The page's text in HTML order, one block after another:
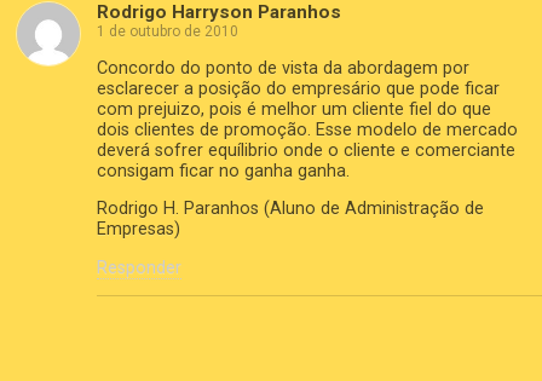
Rodrigo Harryson Paranhos
1 de outubro de 2010
Concordo do ponto de vista da abordagem por
esclarecer a posição do empresário que pode ficar
com prejuizo, pois é melhor um cliente fiel do que
dois clientes de promoção. Esse modelo de mercado
deverá sofrer equílibrio onde o cliente e comerciante
consigam ficar no ganha ganha.
Rodrigo H. Paranhos (Aluno de Administração de
Empresas)
Responder